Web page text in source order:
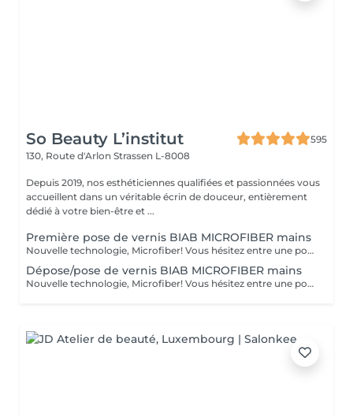
So Beauty L’institut
595
130, Route d'Arlon Strassen L-8008
Depuis 2019, nos esthéticiennes qualifiées et passionnées vous
accueillent dans un véritable écrin de douceur, entièrement
dédié à votre bien-être et ...
Première pose de vernis BIAB MICROFIBER mains
Nouvelle technologie, Microfiber! Vous hésitez entre une pose de vernis permanent et la manucure gel ? Vos ongles sont cassants, mous, rongés et fragilisés par les poses du gel ou du semi-permanent ? Vous ne parvenez pas à garder une jolie longueur ? Contrairement au gel semi-permanent, le BIAB est dépourvu d'actifs chimiques susceptibles d'abîmer les ongles et est certifié vegan et cruelty-free. Découvrez votre nouvelle manucure chouchou: Le BIAB. Un traitement sain et efficace pour renforcer vos ongles et leur offrir une nouvelle santé! Enrichi en fibres synthétiques pour la résistance et la flexibilité, en vitamine E et calcium pour les soigner, le BIAB vous apporte une très bonne adhérence même sur les ongles difficiles. Grâce à sa couche de base extra forte et durable, le BIAB vous apportera une tenue de 3 à 4 semaines.
Dépose/pose de vernis BIAB MICROFIBER mains
Nouvelle technologie, Microfiber! Vous hésitez entre une pose de vernis permanent et la manucure gel ? Vos ongles sont cassants, mous, rongés et fragilisés par les poses du gel ou du semi-permanent ? Vous ne parvenez pas à garder une jolie longueur ? Contrairement au gel semi-permanent, le BIAB est dépourvu d'actifs chimiques susceptibles d'abîmer les ongles et est certifié vegan et cruelty-free. Découvrez votre nouvelle manucure chouchou: Le BIAB. Un traitement sain et efficace pour renforcer vos ongles et leur offrir une nouvelle santé! Enrichi en fibres synthétiques pour la résistance et la flexibilité, en vitamine E et calcium pour les soigner, le BIAB vous apporte une très bonne adhérence même sur les ongles difficiles. Grâce à sa couche de base extra forte et durable, le BIAB vous apportera une tenue de 3 à 4 semaines.